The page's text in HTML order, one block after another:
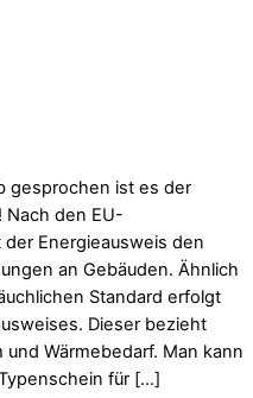
gesprochen ist es der
Nach den EU-
Energieausweis den
an Gebäuden. Ähnlich
Standard erfolgt
Dieser bezieht
Wärmebedarf. Man kann
für […]